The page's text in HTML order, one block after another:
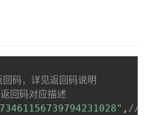
码，详见返回码说明
回码对应描述
, //